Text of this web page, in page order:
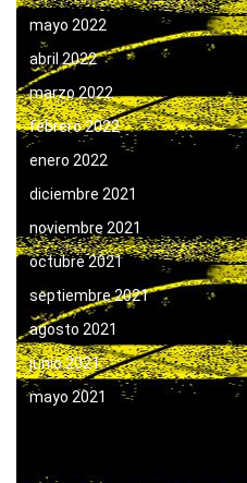
mayo 2022
abril 2022
marzo 2022
febrero 2022
enero 2022
diciembre 2021
noviembre 2021
octubre 2021
septiembre 2021
agosto 2021
junio 2021
mayo 2021